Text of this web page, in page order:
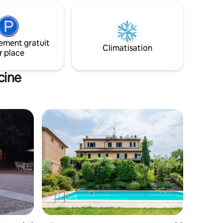
le
des
accès indépendant depuis le jardin. La
maison est disponible, avec également
un porche et un jardin, mais pas
l'utilisation de la cuisine principale
gratuit
place
Climatisation